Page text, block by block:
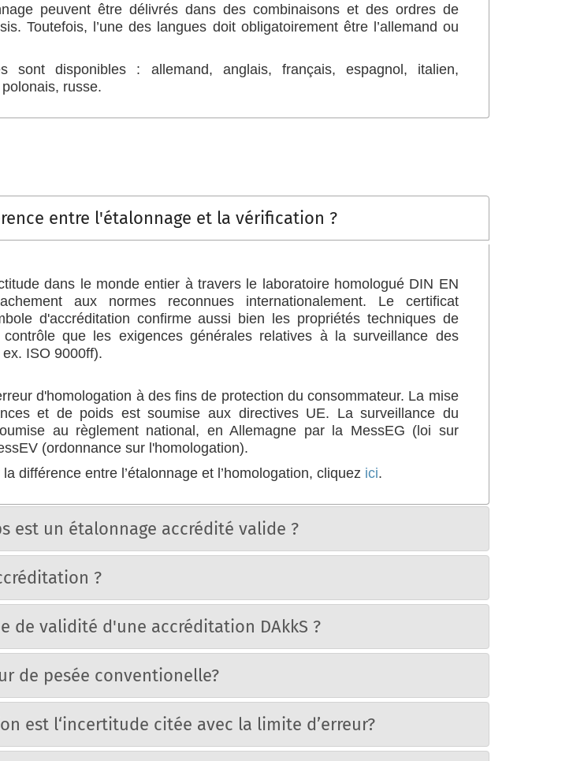
peuvent être délivrés dans des combinaisons et des ordres de
Toutefois, l’une des langues doit obligatoirement être l’allemand ou
sont disponibles : allemand, anglais, français, espagnol, italien,
russe.
entre l'étalonnage et la vérification ?
dans le monde entier à travers le laboratoire homologué DIN EN
aux normes reconnues internationalement. Le certificat
d'accréditation confirme aussi bien les propriétés techniques de
que les exigences générales relatives à la surveillance des
ISO 9000ff).
d'homologation à des fins de protection du consommateur. La mise
et de poids est soumise aux directives UE. La surveillance du
au règlement national, en Allemagne par la MessEG (loi sur
(ordonnance sur l'homologation).
différence entre l’étalonnage et l’homologation, cliquez ici.
est un étalonnage accrédité valide ?
?
de validité d'une accréditation DAkkS ?
de pesée conventionelle?
est l‘incertitude citée avec la limite d’erreur?